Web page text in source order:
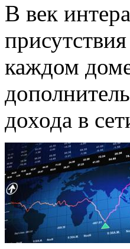
В век
каждом
дохода в